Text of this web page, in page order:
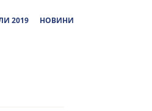
2019 НОВИНИ